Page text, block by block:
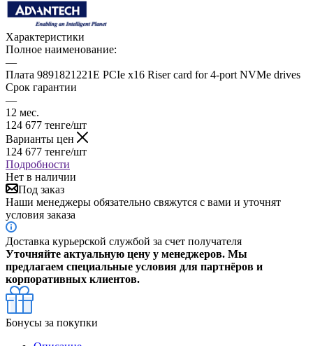
Характеристики
Полное наименование:
—
Плата 9891821221E PCIe x16 Riser card for 4-port NVMe drives
Срок гарантии
—
12 мес.
124 677 тенге/шт
Варианты цен
124 677 тенге/шт
Подробности
Нет в наличии
Под заказ
Наши менеджеры обязательно свяжутся с вами и уточнят
условия заказа
Доставка курьерской службой за счет получателя
Уточняйте актуальную цену у менеджеров. Мы
предлагаем специальные условия для партнёров и
корпоративных клиентов.
Бонусы за покупки